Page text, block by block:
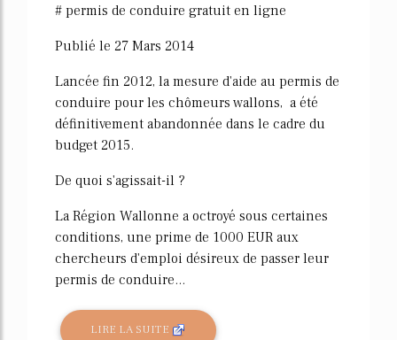
# permis de conduire gratuit en ligne
Publié le 27 Mars 2014
Lancée fin 2012, la mesure d'aide au permis de
conduire pour les chômeurs wallons, a été
définitivement abandonnée dans le cadre du
budget 2015.
De quoi s'agissait-il ?
La Région Wallonne a octroyé sous certaines
conditions, une prime de 1000 EUR aux
chercheurs d'emploi désireux de passer leur
permis de conduire...
LIRE LA SUITE